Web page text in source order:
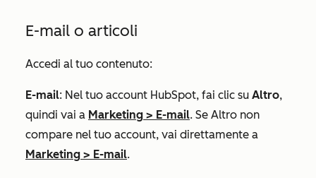
E-mail o articoli
Accedi al tuo contenuto:
E-mail: Nel tuo account HubSpot, fai clic su Altro,
quindi vai a Marketing > E-mail. Se Altro non
compare nel tuo account, vai direttamente a
Marketing > E-mail.